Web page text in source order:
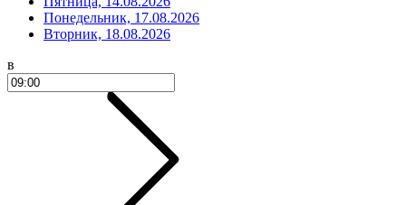
Понедельник, 17.08.2026
Вторник, 18.08.2026
в